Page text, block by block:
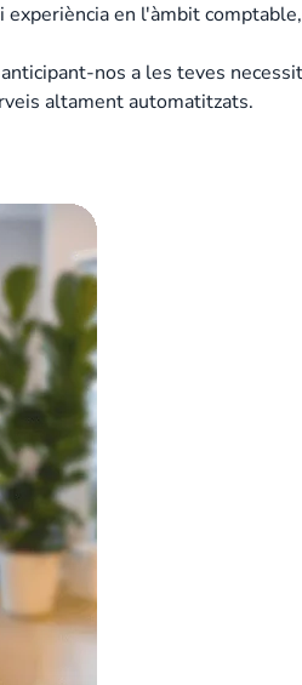
en l'àmbit
nos a les teves
altament automatitzats.